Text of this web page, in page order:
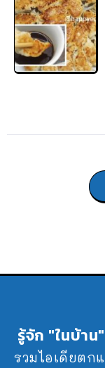
รู้จัก "ในบ้าน"
รวมไอเดียตก